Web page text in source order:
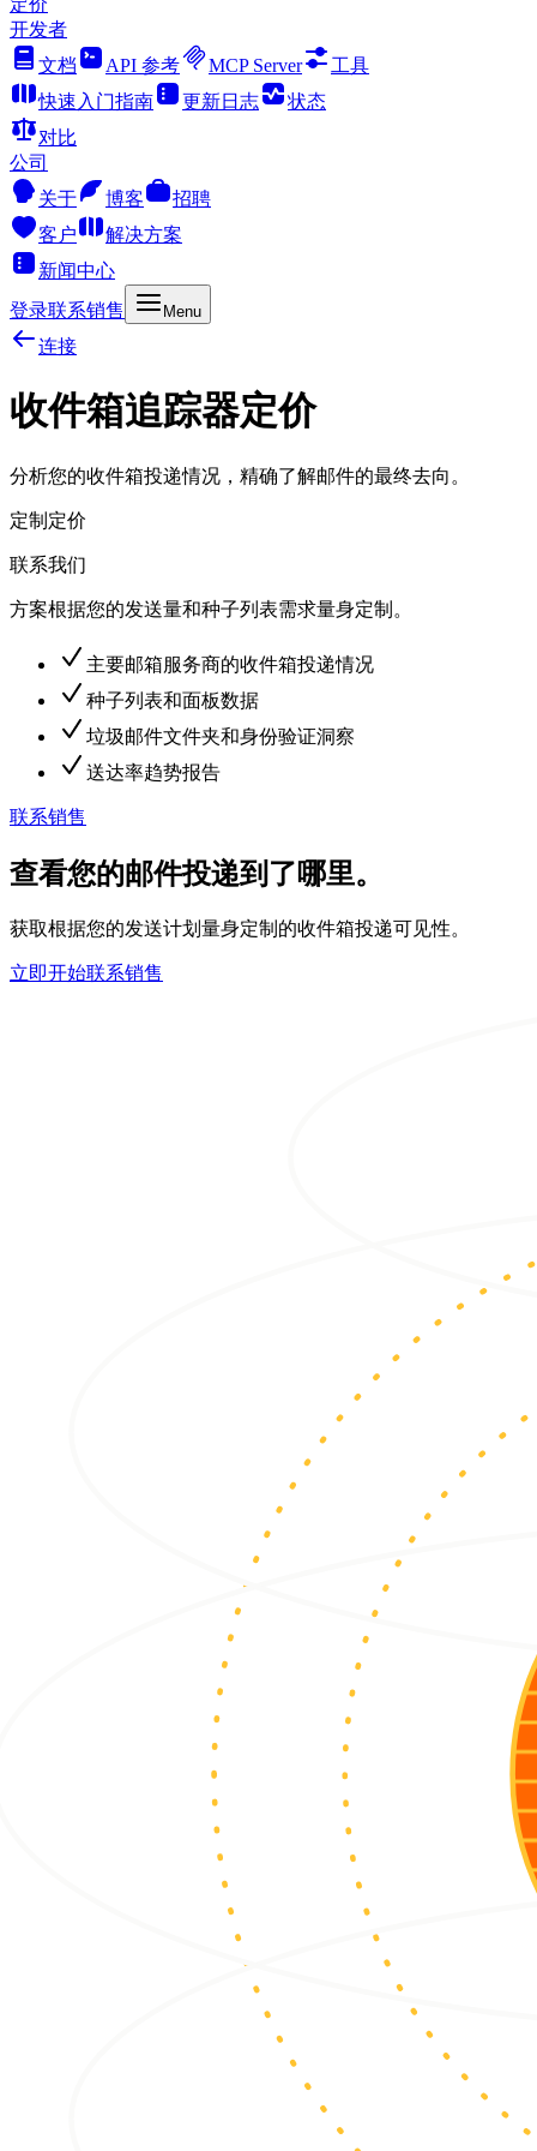
定价
开发者
文档
API 参考 MCP Server
工具
快速入门指南
更新日志
状态
对比
公司
关于
博客
招聘
客户
解决方案
新闻中心
登录联系销售 Menu
连接
收件箱追踪器定价
分析您的收件箱投递情况，精确了解邮件的最终去向。
定制定价
联系我们
方案根据您的发送量和种子列表需求量身定制。
主要邮箱服务商的收件箱投递情况
种子列表和面板数据
垃圾邮件文件夹和身份验证洞察
送达率趋势报告
联系销售
查看您的邮件投递到了哪里。
获取根据您的发送计划量身定制的收件箱投递可见性。
立即开始联系销售